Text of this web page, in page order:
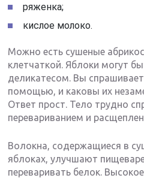
ряженка;
кислое молоко.
Можно есть сушеные
клетчаткой. Яблоки могут
деликатесом. Вы
помощью, и каковы их
Ответ прост. Тело трудно
перевариванием и
Волокна, содержащиеся в
яблоках, улучшают
переваривать белок.